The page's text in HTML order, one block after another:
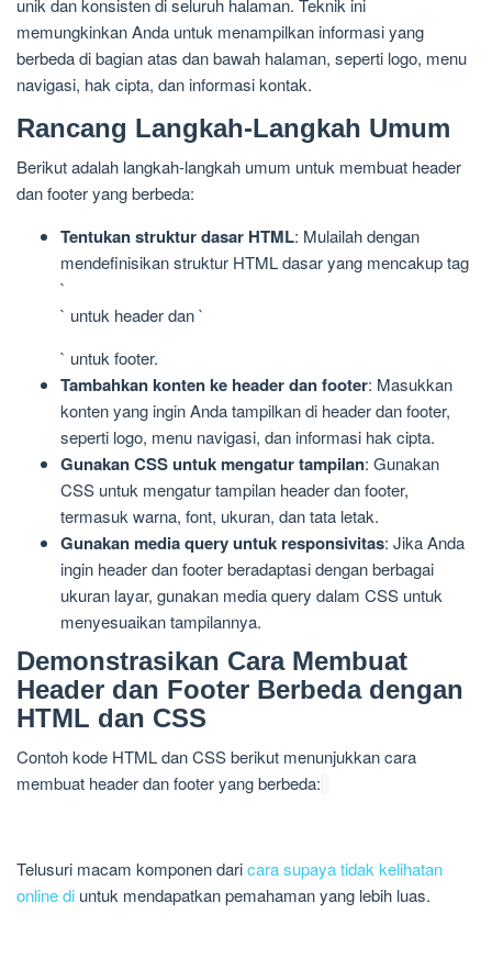
unik dan konsisten di seluruh halaman. Teknik ini
memungkinkan Anda untuk menampilkan informasi yang
berbeda di bagian atas dan bawah halaman, seperti logo, menu
navigasi, hak cipta, dan informasi kontak.
Rancang Langkah-Langkah Umum
Berikut adalah langkah-langkah umum untuk membuat header
dan footer yang berbeda:
Tentukan struktur dasar HTML: Mulailah dengan
mendefinisikan struktur HTML dasar yang mencakup tag
`
` untuk header dan `
` untuk footer.
Tambahkan konten ke header dan footer: Masukkan
konten yang ingin Anda tampilkan di header dan footer,
seperti logo, menu navigasi, dan informasi hak cipta.
Gunakan CSS untuk mengatur tampilan: Gunakan
CSS untuk mengatur tampilan header dan footer,
termasuk warna, font, ukuran, dan tata letak.
Gunakan media query untuk responsivitas: Jika Anda
ingin header dan footer beradaptasi dengan berbagai
ukuran layar, gunakan media query dalam CSS untuk
menyesuaikan tampilannya.
Demonstrasikan Cara Membuat
Header dan Footer Berbeda dengan
HTML dan CSS
Contoh kode HTML dan CSS berikut menunjukkan cara
membuat header dan footer yang berbeda:
Telusuri macam komponen daricara supaya tidak kelihatan
online di untuk mendapatkan pemahaman yang lebih luas.